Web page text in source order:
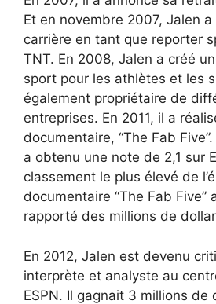
Et en novembre 2007, Jalen
carrière en tant que reporter
TNT. En 2008, Jalen a créé
sport pour les athlètes et les
également propriétaire de
entreprises. En 2011, il a
documentaire, “The Fab
a obtenu une note de 2,1 sur
classement le plus élevé de
documentaire “The Fab Five”
rapporté des millions de
En 2012, Jalen est devenu
interprète et analyste au
ESPN. Il gagnait 3 millions de